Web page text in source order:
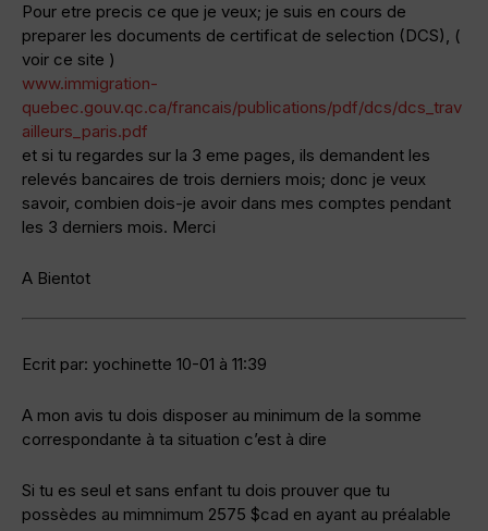
Pour etre precis ce que je veux; je suis en cours de
preparer les documents de certificat de selection (DCS), (
voir ce site )
www.immigration-
quebec.gouv.qc.ca/francais/publications/pdf/dcs/dcs_trav
ailleurs_paris.pdf
et si tu regardes sur la 3 eme pages, ils demandent les
relevés bancaires de trois derniers mois; donc je veux
savoir, combien dois-je avoir dans mes comptes pendant
les 3 derniers mois. Merci
A Bientot
Ecrit par: yochinette 10-01 à 11:39
A mon avis tu dois disposer au minimum de la somme
correspondante à ta situation c’est à dire
Si tu es seul et sans enfant tu dois prouver que tu
possèdes au mimnimum 2575 $cad en ayant au préalable